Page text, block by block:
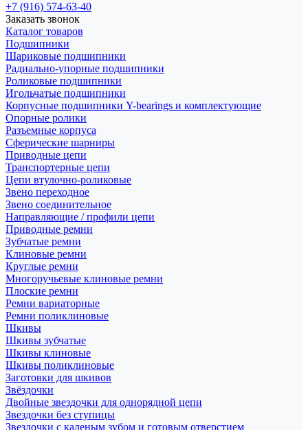
+7 (916) 574-63-40
Заказать звонок
Каталог товаров
Подшипники
Шариковые подшипники
Радиально-упорные подшипники
Роликовые подшипники
Игольчатые подшипники
Корпусные подшипники Y-bearings и комплектующие
Опорные ролики
Разъемные корпуса
Сферические шарниры
Приводные цепи
Транспортерные цепи
Цепи втулочно-роликовые
Звено переходное
Звено соединительное
Направляющие / профили цепи
Приводные ремни
Зубчатые ремни
Клиновые ремни
Круглые ремни
Многоручьевые клиновые ремни
Плоские ремни
Ремни вариаторные
Ремни поликлиновые
Шкивы
Шкивы зубчатые
Шкивы клиновые
Шкивы поликлиновые
Заготовки для шкивов
Звёздочки
Двойные звездочки для однорядной цепи
Звездочки без ступицы
Звездочки с каленым зубом и готовым отверстием